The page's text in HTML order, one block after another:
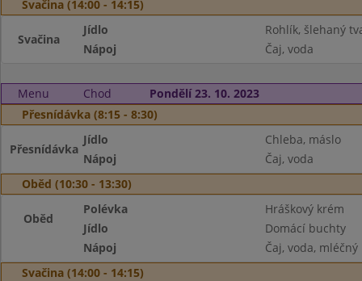
Svačina (14:00 - 14:15)
Svačina
Jídlo
Rohlík, šlehaný
Nápoj
Čaj, voda
Menu Chod
Pondělí 23. 10. 2023
Přesnídávka (8:15 - 8:30)
Přesnídávka
Jídlo
Chleba, máslo
Nápoj
Čaj, voda
Oběd (10:30 - 13:30)
Oběd
Polévka
Hráškový krém
Jídlo
Domácí buchty
Nápoj
Čaj, voda,
Svačina (14:00 - 14:15)